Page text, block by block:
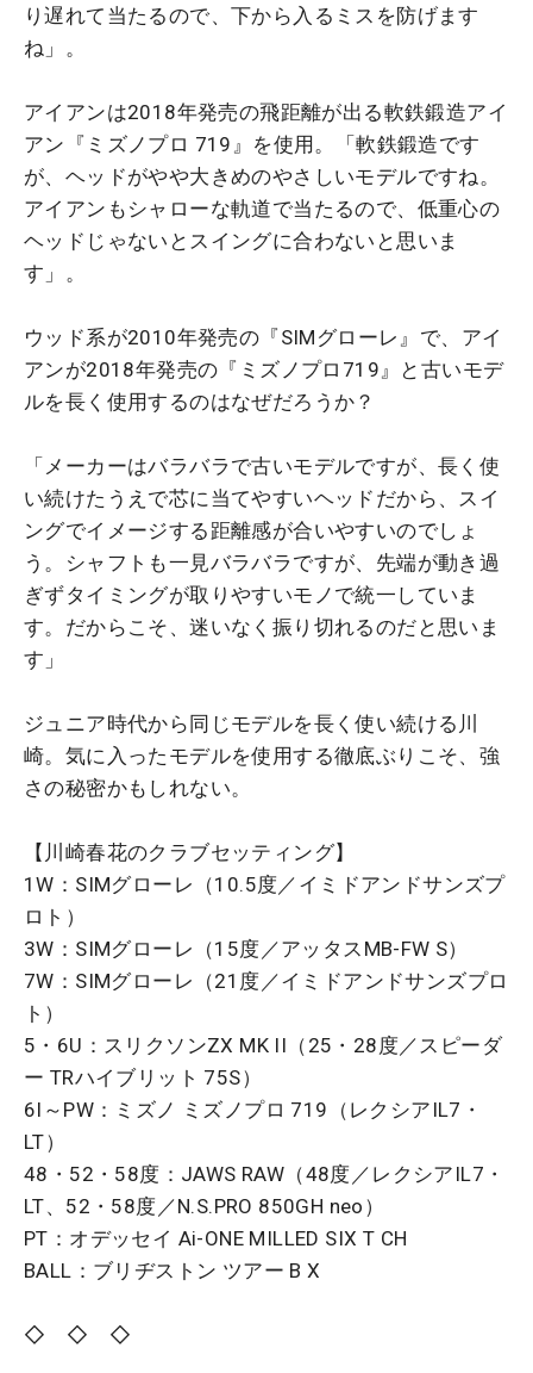
り遅れて当たるので、下から入るミスを防げます
ね」。
アイアンは2018年発売の飛距離が出る軟鉄鍛造アイ
アン『ミズノプロ 719』を使用。「軟鉄鍛造です
が、ヘッドがやや大きめのやさしいモデルですね。
アイアンもシャローな軌道で当たるので、低重心の
ヘッドじゃないとスイングに合わないと思いま
す」。
ウッド系が2010年発売の『SIMグローレ』で、アイ
アンが2018年発売の『ミズノプロ719』と古いモデ
ルを長く使用するのはなぜだろうか？
「メーカーはバラバラで古いモデルですが、長く使
い続けたうえで芯に当てやすいヘッドだから、スイ
ングでイメージする距離感が合いやすいのでしょ
う。シャフトも一見バラバラですが、先端が動き過
ぎずタイミングが取りやすいモノで統一していま
す。だからこそ、迷いなく振り切れるのだと思いま
す」
ジュニア時代から同じモデルを長く使い続ける川
崎。気に入ったモデルを使用する徹底ぶりこそ、強
さの秘密かもしれない。
【川崎春花のクラブセッティング】
1W：SIMグローレ（10.5度／イミドアンドサンズプ
ロト）
3W：SIMグローレ（15度／アッタスMB-FW S）
7W：SIMグローレ（21度／イミドアンドサンズプロ
ト）
5・6U：スリクソンZX MK II（25・28度／スピーダ
ー TRハイブリット 75S）
6I～PW：ミズノ ミズノプロ 719（レクシアIL7・
LT）
48・52・58度：JAWS RAW（48度／レクシアIL7・
LT、52・58度／N.S.PRO 850GH neo）
PT：オデッセイ Ai-ONE MILLED SIX T CH
BALL：ブリヂストン ツアー B X
◇ ◇ ◇